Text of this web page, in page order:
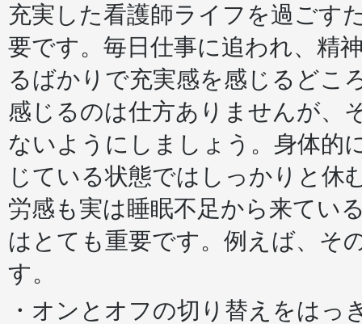
充実した看護師ライフを過ごす
要です。毎日仕事に追われ、精
るばかりで充実感を感じるどこ
感じるのは仕方ありませんが、
ないようにしましょう。身体的
じている状態ではしっかりと休
労感も実は睡眠不足から来てい
はとても重要です。例えば、そ
す。
・オンとオフの切り替えをはっ